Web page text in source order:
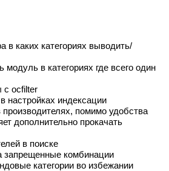
в каких категориях выводить/
модуль в категориях где всего один
с ocfilter
настройках индексации
производителях, помимо удобства
дополнительно прокачать
в поиске
запрещенные комбинации
категории во избежании